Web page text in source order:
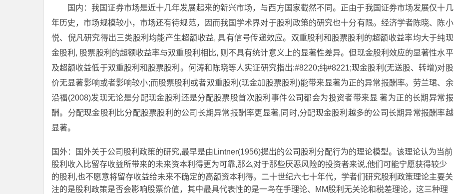
国内：我国证券市场是近十几年发展起来的新兴市场，与西方国家截然不同。正由于我国证券市场发展仅十几
年历史，市场规模较小，市场还有待规范，因而我国学术界对于股利政策的研究也十分有限。经济学者陈晓、陈小
悦、倪凡研究得出三类股利均能产生超额收益, 具有信号传递效应。双重股利和股票股利的超额收益率均大于纯现
金股利, 股票股利的超额收益率与双重股利相比, 则不具有统计意义上的显著性差异。但现金股利效应的显著性水平
及超额收益低于双重股利和股票股利。何涛和陈晓等人实证研究指出:#8220;纯#8221;现金股利(无送股、转增)对股
价无显著影响或者影响较小;而股票股利或者双重股利(现金加股票股利)能带来显著为正的异常报酬率。劳兰珺、余
沿福(2008)发现无论是分配现金股利还是分配股票股首次股利事件公司都会为投资者带来显 著为正的长期异常报
酬。分配现金股利比分配股票股利的公司长期异常报酬率更显著,同时,分配现金股利越多的公司长期异常报酬率越
显著。
国外：国外关于公司股利政策的研究,最早是由Lintner(1956)提出的公司股利分配行为的理论模型。该理论认为当前
股利收入比留存收益所带来的未来资本利得更为可靠,那么对于那些厌恶风险的投资者来说,他们可能宁愿获得较少
的股利,也不愿意将留存收益给未来不确定的高额资本利得。二十世纪六七十年代，学者们研究股利政策理论主要关
注的是股利政策是否会影响股票价值，其中最具代表性的是一鸟在手理论、MM股利无关论和税差理论，这三种理